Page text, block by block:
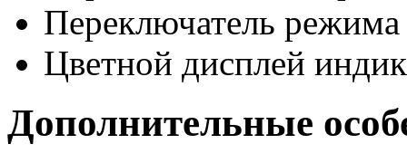
Переключатель
Цветной дисплей
Дополнительные